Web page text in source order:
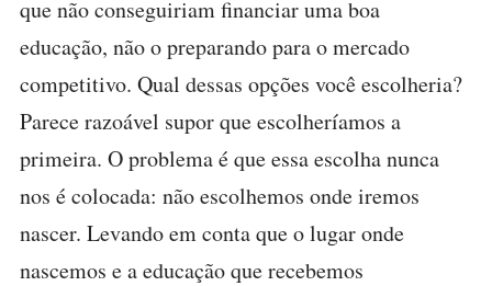
que não conseguiriam financiar uma boa
educação, não o preparando para o mercado
competitivo. Qual dessas opções você escolheria?
Parece razoável supor que escolheríamos a
primeira. O problema é que essa escolha nunca
nos é colocada: não escolhemos onde iremos
nascer. Levando em conta que o lugar onde
nascemos e a educação que recebemos